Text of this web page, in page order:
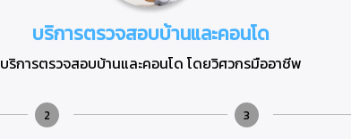
บริการตรวจสอบบ้านและคอนโด
บริการตรวจสอบบ้านและคอนโด โดยวิศวกรมืออาชีพ
2 3